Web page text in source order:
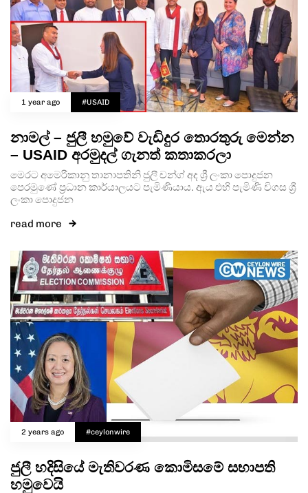
1 year ago #USAID
නාමල් – ජුලී හමුවේ වැඩිදුර තොරතුරු මෙන්න
– USAID අරමුදල් ගැනත් කතාකරලා
මෙරට අමෙරිකානු තානාපතිනි ජුලී චන්ග් අද ශ්‍රී ලංකා පොදුජන
පෙරමුණේ ප්‍රධාන කාර්යාලයට පැමිණියාය. ඇය එහි පැමිණි විගස ශ්‍රී
ලංකා පොදුජන
read more
2 years ago #ceylonwire
ජුලී හදිසියේ මැතිවරණ කොමිසමේ සභාපති
හමුවෙයි